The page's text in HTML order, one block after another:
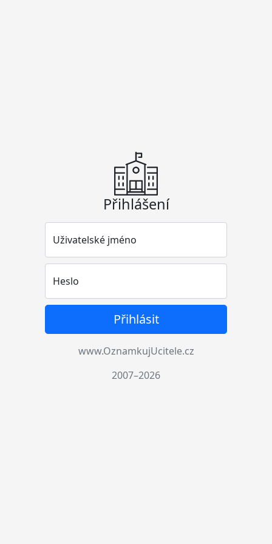
Přihlášení
Uživatelské jméno
Heslo
Přihlásit
www.OznamkujUcitele.cz
2007–2026